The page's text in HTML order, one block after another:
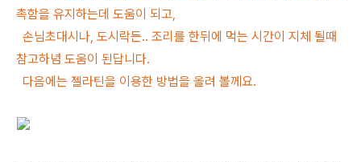
촉함을 유지하는데 도움이 되고,
손님초대시나, 도시락든.. 조리를 한뒤에 먹는 시간이 지체 될때
참고하념 도움이 된답니다.
다음에는 젤라틴을 이용한 방법을 올려 볼께요.